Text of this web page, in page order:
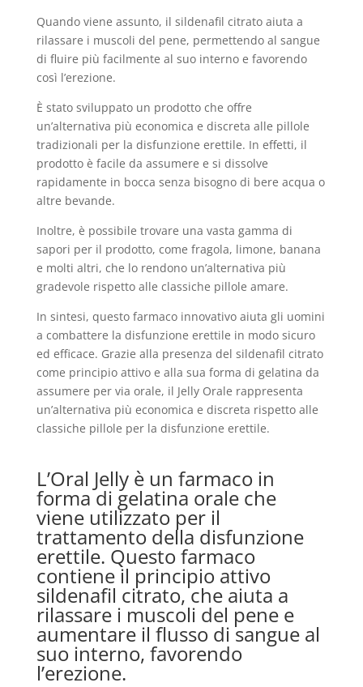
Quando viene assunto, il sildenafil citrato aiuta a
rilassare i muscoli del pene, permettendo al sangue
di fluire più facilmente al suo interno e favorendo
così l’erezione.
È stato sviluppato un prodotto che offre
un’alternativa più economica e discreta alle pillole
tradizionali per la disfunzione erettile. In effetti, il
prodotto è facile da assumere e si dissolve
rapidamente in bocca senza bisogno di bere acqua o
altre bevande.
Inoltre, è possibile trovare una vasta gamma di
sapori per il prodotto, come fragola, limone, banana
e molti altri, che lo rendono un’alternativa più
gradevole rispetto alle classiche pillole amare.
In sintesi, questo farmaco innovativo aiuta gli uomini
a combattere la disfunzione erettile in modo sicuro
ed efficace. Grazie alla presenza del sildenafil citrato
come principio attivo e alla sua forma di gelatina da
assumere per via orale, il Jelly Orale rappresenta
un’alternativa più economica e discreta rispetto alle
classiche pillole per la disfunzione erettile.
L’Oral Jelly è un farmaco in
forma di gelatina orale che
viene utilizzato per il
trattamento della disfunzione
erettile. Questo farmaco
contiene il principio attivo
sildenafil citrato, che aiuta a
rilassare i muscoli del pene e
aumentare il flusso di sangue al
suo interno, favorendo
l’erezione.